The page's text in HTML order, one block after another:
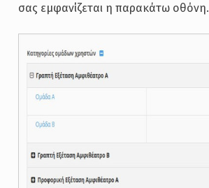
σας εμφανίζεται η παρακάτω οθόνη.